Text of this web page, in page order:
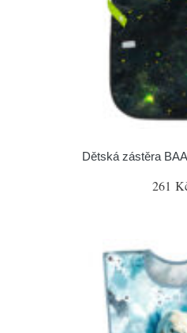
Dětská zástěra
261